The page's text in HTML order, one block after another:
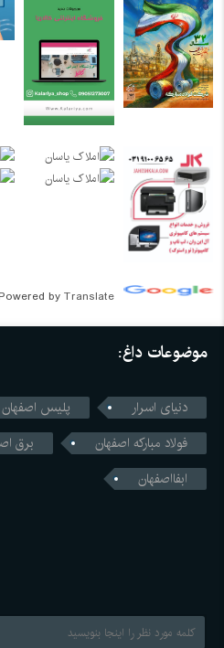
by Translate
موضوعات داغ:
دنیای اسرار
پلیس اصفهان
فولاد مبارکه اصفهان
برق
ابفااصفهان